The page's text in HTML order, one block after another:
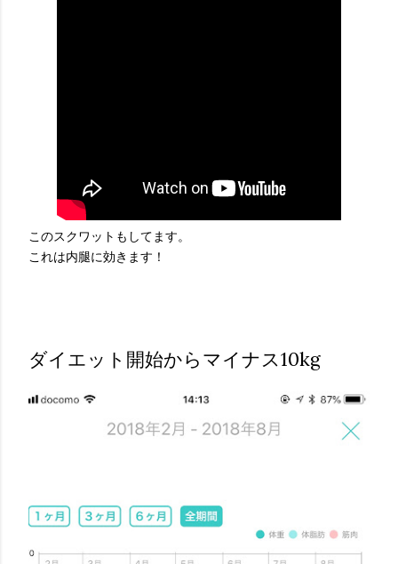
このスクワットもしてます。
これは内腿に効きます！
ダイエット開始からマイナス10kg